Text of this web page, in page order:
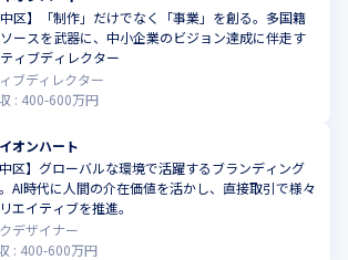
中区】「制作」だけでなく「事業」を創る。多国籍
ースを武器に、中小企業のビジョン達成に伴走す
ィブディレクター
ブディレクター
: 400-600万円
オンハート
中区】グローバルな環境で活躍するブランディング
AI時代に人間の介在価値を活かし、直接取引で様々
エイティブを推進。
デザイナー
: 400-600万円